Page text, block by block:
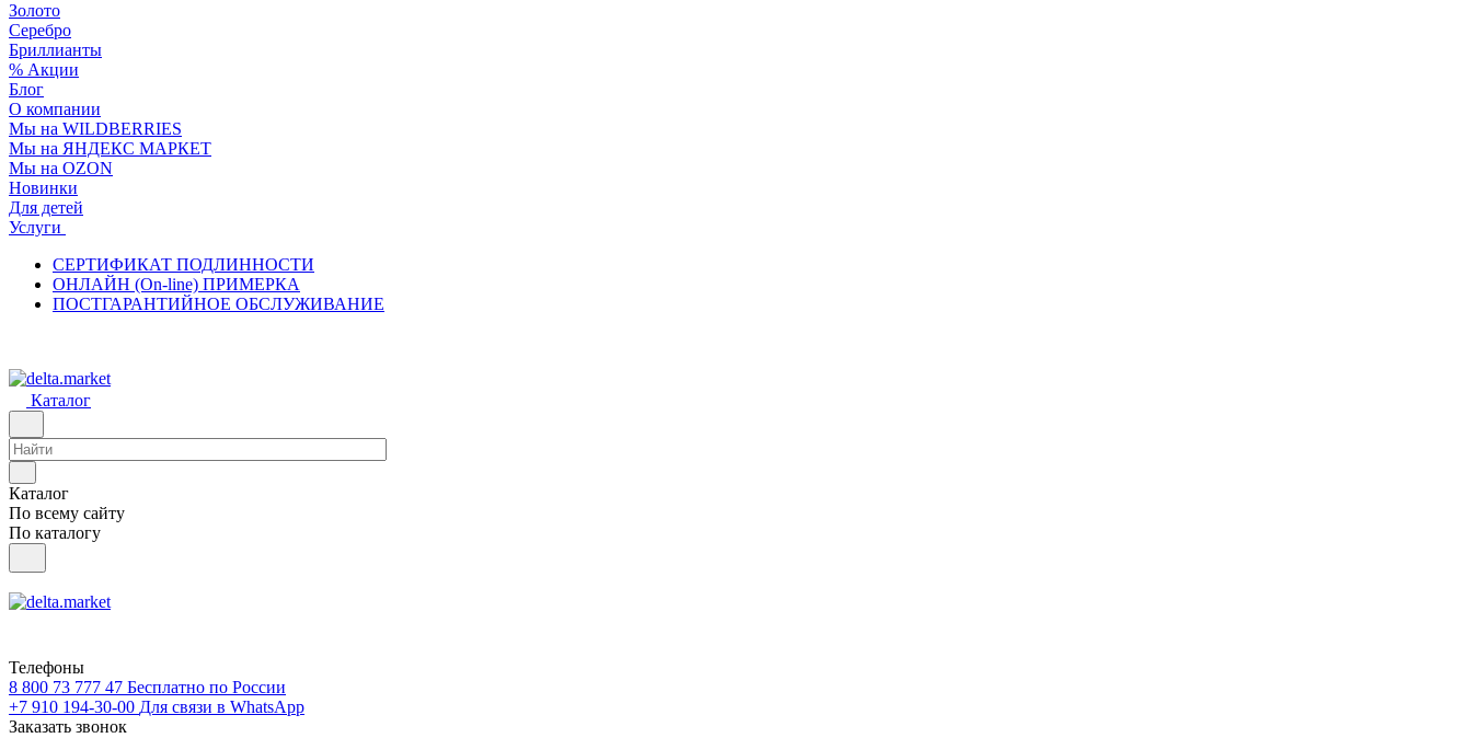
Золото
Серебро
Бриллианты
% Акции
Блог
О компании
Мы на WILDBERRIES
Мы на ЯНДЕКС МАРКЕТ
Мы на OZON
Новинки
Для детей
Услуги
СЕРТИФИКАТ ПОДЛИННОСТИ
ОНЛАЙН (On-line) ПРИМЕРКА
ПОСТГАРАНТИЙНОЕ ОБСЛУЖИВАНИЕ
Каталог
Каталог
По всему сайту
По каталогу
Телефоны
8 800 73 777 47 Бесплатно по России
+7 910 194-30-00 Для связи в WhatsApp
Заказать звонок